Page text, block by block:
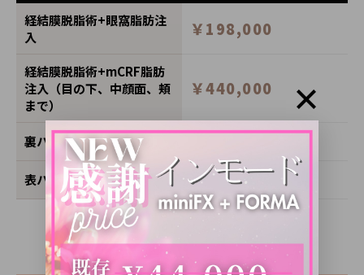
経結膜脱脂術+眼窩脂肪注
入
￥198,000
経結膜脱脂術+mCRF脂肪
注入（目の下、中顔面、頬
まで）
￥440,000
裏ハムラ法
表ハムラ法 ￥440,000